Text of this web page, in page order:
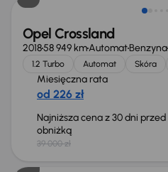
Opel Crossland
201858 949 kmAutomatBenzyna
1.2 Turbo Automat Skóra
Miesięczna rata
od 226 zł
Najniższa cena z 30 dni przed
obniżką
39 000 zł
Taniej o 1 500 zł